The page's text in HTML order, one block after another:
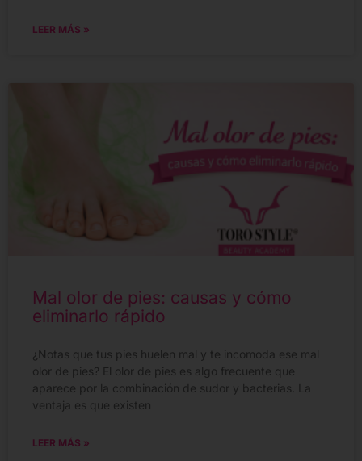
LEER MÁS »
Mal olor de pies: causas y cómo
eliminarlo rápido
¿Notas que tus pies huelen mal y te incomoda ese mal
olor de pies? El olor de pies es algo frecuente que
aparece por la combinación de sudor y bacterias. La
ventaja es que existen
LEER MÁS »